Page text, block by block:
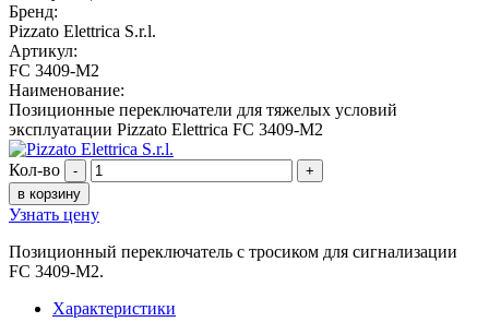
Бренд:
Pizzato Elettrica S.r.l.
Артикул:
FC 3409-M2
Наименование:
Позиционные переключатели для тяжелых условий
эксплуатации Pizzato Elettrica FC 3409-M2
Кол-во -
+
в корзину
Узнать цену
Позиционный переключатель с тросиком для сигнализации
FC 3409-M2.
Характеристики